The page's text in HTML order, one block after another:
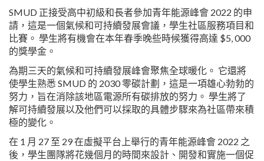
SMUD 正接受高中初級和長者參加青年能源峰會 2022 的申
請，這是一個氣候和可持續發展會議，學生社區服務項目和
比賽。 學生將有機會在本年春季晚些時候獲得高達 $5, 000
的獎學金。
為期三天的氣候和可持續發展峰會聚焦全球暖化。 它還將
使學生熟悉 SMUD 的 2030 零碳計劃，這是一項雄心勃勃的
努力，旨在消除該地區電源所有碳排放的努力。 學生將了
解可持續發展以及他們可以採取的具體步驟來為社區帶來積
極的變化。
在 1 月 27 至 29 在虛擬平台上舉行的青年能源峰會 2022 之
後，學生團隊將花幾個月的時間來設計、開發和實施一個促